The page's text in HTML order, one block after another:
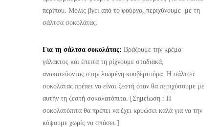
περίπου. Μόλις βγει από το φούρνο, περιχύνουμε με τη
σάλτσα σοκολάτας.
Για τη σάλτσα σοκολάτας: Βράζουμε την κρέμα
γάλακτος και έπειτα τη ρίχνουμε σταδιακά,
ανακατεύοντας στην λιωμένη κουβερτούρα. Η σάλτσα
σοκολάτας πρέπει να είναι ζεστή όταν θα περιχύσουμε με
αυτήν τη ζεστή σοκολατόπιτα. [Σημείωση : Η
σοκολατόπιτα θα πρέπει να έχει κρυώσει καλά για να την
κόψουμε χωρίς να σπάσει.]